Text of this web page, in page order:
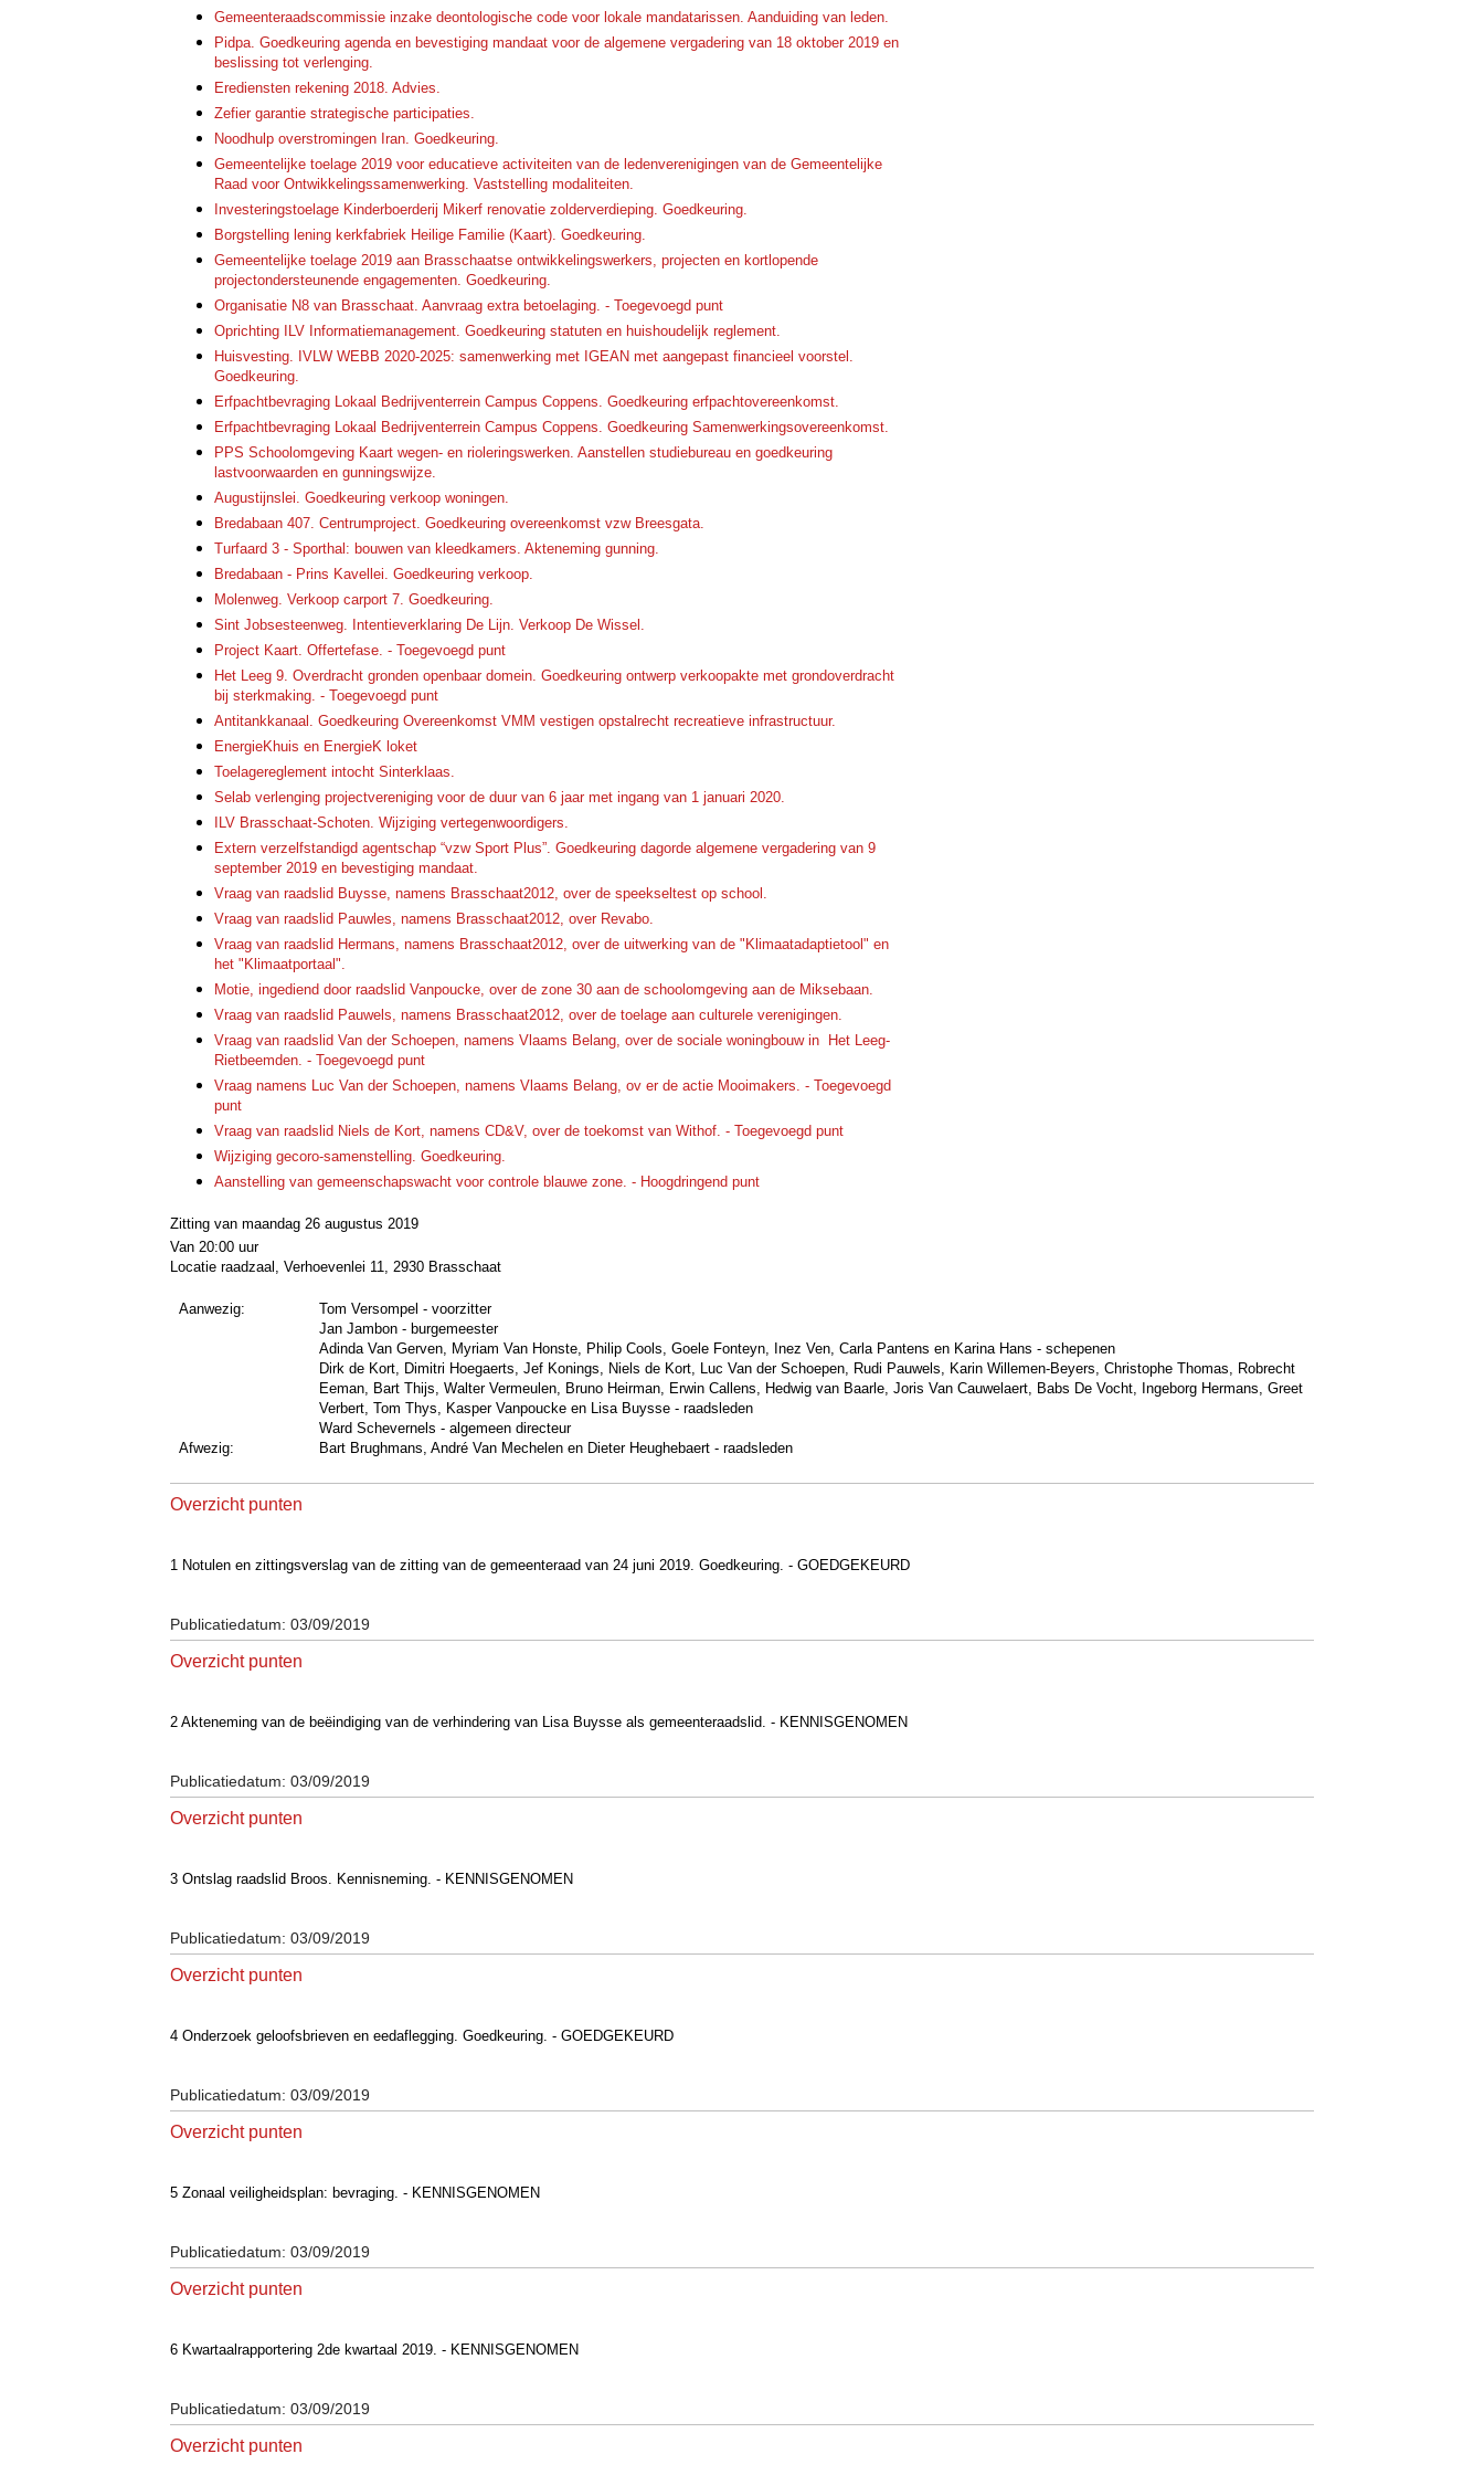
Gemeenteraadscommissie inzake deontologische code voor lokale mandatarissen. Aanduiding van leden.
Pidpa. Goedkeuring agenda en bevestiging mandaat voor de algemene vergadering van 18 oktober 2019 en
beslissing tot verlenging.
Erediensten rekening 2018. Advies.
Zefier garantie strategische participaties.
Noodhulp overstromingen Iran. Goedkeuring.
Gemeentelijke toelage 2019 voor educatieve activiteiten van de ledenverenigingen van de Gemeentelijke
Raad voor Ontwikkelingssamenwerking. Vaststelling modaliteiten.
Investeringstoelage Kinderboerderij Mikerf renovatie zolderverdieping. Goedkeuring.
Borgstelling lening kerkfabriek Heilige Familie (Kaart). Goedkeuring.
Gemeentelijke toelage 2019 aan Brasschaatse ontwikkelingswerkers, projecten en kortlopende
projectondersteunende engagementen. Goedkeuring.
Organisatie N8 van Brasschaat. Aanvraag extra betoelaging. - Toegevoegd punt
Oprichting ILV Informatiemanagement. Goedkeuring statuten en huishoudelijk reglement.
Huisvesting. IVLW WEBB 2020-2025: samenwerking met IGEAN met aangepast financieel voorstel.
Goedkeuring.
Erfpachtbevraging Lokaal Bedrijventerrein Campus Coppens. Goedkeuring erfpachtovereenkomst.
Erfpachtbevraging Lokaal Bedrijventerrein Campus Coppens. Goedkeuring Samenwerkingsovereenkomst.
PPS Schoolomgeving Kaart wegen- en rioleringswerken. Aanstellen studiebureau en goedkeuring
lastvoorwaarden en gunningswijze.
Augustijnslei. Goedkeuring verkoop woningen.
Bredabaan 407. Centrumproject. Goedkeuring overeenkomst vzw Breesgata.
Turfaard 3 - Sporthal: bouwen van kleedkamers. Akteneming gunning.
Bredabaan - Prins Kavellei. Goedkeuring verkoop.
Molenweg. Verkoop carport 7. Goedkeuring.
Sint Jobsesteenweg. Intentieverklaring De Lijn. Verkoop De Wissel.
Project Kaart. Offertefase. - Toegevoegd punt
Het Leeg 9. Overdracht gronden openbaar domein. Goedkeuring ontwerp verkoopakte met grondoverdracht
bij sterkmaking. - Toegevoegd punt
Antitankkanaal. Goedkeuring Overeenkomst VMM vestigen opstalrecht recreatieve infrastructuur.
EnergieKhuis en EnergieK loket
Toelagereglement intocht Sinterklaas.
Selab verlenging projectvereniging voor de duur van 6 jaar met ingang van 1 januari 2020.
ILV Brasschaat-Schoten. Wijziging vertegenwoordigers.
Extern verzelfstandigd agentschap “vzw Sport Plus”. Goedkeuring dagorde algemene vergadering van 9
september 2019 en bevestiging mandaat.
Vraag van raadslid Buysse, namens Brasschaat2012, over de speekseltest op school.
Vraag van raadslid Pauwles, namens Brasschaat2012, over Revabo.
Vraag van raadslid Hermans, namens Brasschaat2012, over de uitwerking van de "Klimaatadaptietool" en
het "Klimaatportaal".
Motie, ingediend door raadslid Vanpoucke, over de zone 30 aan de schoolomgeving aan de Miksebaan.
Vraag van raadslid Pauwels, namens Brasschaat2012, over de toelage aan culturele verenigingen.
Vraag van raadslid Van der Schoepen, namens Vlaams Belang, over de sociale woningbouw in Het Leeg-
Rietbeemden. - Toegevoegd punt
Vraag namens Luc Van der Schoepen, namens Vlaams Belang, ov er de actie Mooimakers. - Toegevoegd
punt
Vraag van raadslid Niels de Kort, namens CD&V, over de toekomst van Withof. - Toegevoegd punt
Wijziging gecoro-samenstelling. Goedkeuring.
Aanstelling van gemeenschapswacht voor controle blauwe zone. - Hoogdringend punt
Zitting van maandag 26 augustus 2019
Van 20:00 uur
Locatie raadzaal, Verhoevenlei 11, 2930 Brasschaat
Aanwezig:
Tom Versompel - voorzitter
Jan Jambon - burgemeester
Adinda Van Gerven, Myriam Van Honste, Philip Cools Goele Fonteyn, Inez Ven, Carla Pantens en Karina Hans - schepenen
Dirk de Kort, Dimitri Hoegaerts Jef Konings Niels de Kort, Luc Van der Schoepen, Rudi Pauwels Karin Willemen-Beyers Christophe Thomas
Robrecht
Eeman, Bart Thijs Walter Vermeulen, Bruno Heirman, Erwin Callens Hedwig van Baarle, Joris Van Cauwelaert, Babs De Vocht, Ingeborg Hermans Greet
Verbert, Tom Thys Kasper Vanpouckeen Lisa Buysse - raadsleden
Ward Schevernels - algemeen directeur
Afwezig:
Bart Brughmans André Van Mechelenen Dieter Heughebaert - raadsleden
Overzicht punten
1 Notulen en zittingsverslag van de zitting van de gemeenteraad van 24 juni 2019. Goedkeuring. - GOEDGEKEURD
Publicatiedatum: 03/09/2019
Overzicht punten
2 Akteneming van de beëindiging van de verhindering van Lisa Buysse als gemeenteraadslid. - KENNISGENOMEN
Publicatiedatum: 03/09/2019
Overzicht punten
3 Ontslag raadslid Broos. Kennisneming. - KENNISGENOMEN
Publicatiedatum: 03/09/2019
Overzicht punten
4 Onderzoek geloofsbrieven en eedaflegging. Goedkeuring. - GOEDGEKEURD
Publicatiedatum: 03/09/2019
Overzicht punten
5 Zonaal veiligheidsplan: bevraging. - KENNISGENOMEN
Publicatiedatum: 03/09/2019
Overzicht punten
6 Kwartaalrapportering 2de kwartaal 2019. - KENNISGENOMEN
Publicatiedatum: 03/09/2019
Overzicht punten